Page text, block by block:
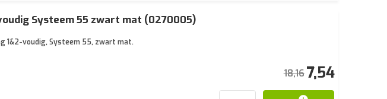
Systeem 55 zwart mat (0270005)
1&2-voudig, Systeem 55, zwart mat.
18,167,54